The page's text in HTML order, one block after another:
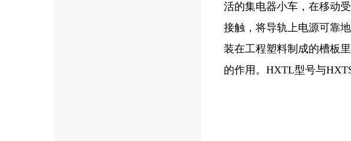
活的集电器小车，在移动
接触，将导轨上电源可靠
装在工程塑料制成的槽板
的作用。HXTL型号与